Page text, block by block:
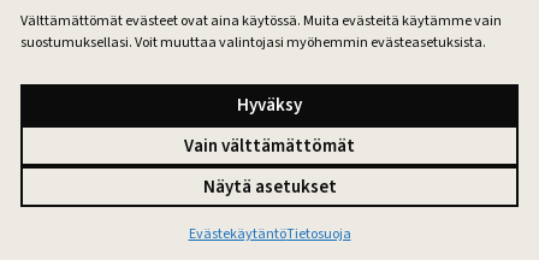
Välttämättömät evästeet ovat aina käytössä. Muita evästeitä käytämme vain
suostumuksellasi. Voit muuttaa valintojasi myöhemmin evästeasetuksista.
Hyväksy
Vain välttämättömät
Näytä asetukset
EvästekäytäntöTietosuoja
Facebook
Instagram
EvästeetEvästeasetukset